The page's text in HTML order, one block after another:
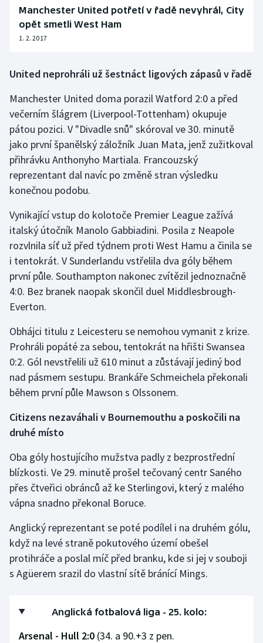
Manchester United potřetí v řadě nevyhrál, City
opět smetli West Ham
1. 2. 2017
United neprohráli už šestnáct ligových zápasů v řadě
Manchester United doma porazil Watford 2:0 a před
večerním šlágrem (Liverpool-Tottenham) okupuje
pátou pozici. V "Divadle snů" skóroval ve 30. minutě
jako první španělský záložník Juan Mata, jenž zužitkoval
přihrávku Anthonyho Martiala. Francouzský
reprezentant dal navíc po změně stran výsledku
konečnou podobu.
Vynikající vstup do kolotoče Premier League zažívá
italský útočník Manolo Gabbiadini. Posila z Neapole
rozvlnila síť už před týdnem proti West Hamu a činila se
i tentokrát. V Sunderlandu vstřelila dva góly během
první půle. Southampton nakonec zvítězil jednoznačně
4:0. Bez branek naopak skončil duel Middlesbrough-
Everton.
Obhájci titulu z Leicesteru se nemohou vymanit z krize.
Prohráli popáté za sebou, tentokrát na hřišti Swansea
0:2. Gól nevstřelili už 610 minut a zůstávají jediný bod
nad pásmem sestupu. Brankáře Schmeichela překonali
během první půle Mawson s Olssonem.
Citizens nezaváhali v Bournemouthu a poskočili na
druhé místo
Oba góly hostujícího mužstva padly z bezprostřední
blízkosti. Ve 29. minutě prošel tečovaný centr Saného
přes čtveřici obránců až ke Sterlingovi, který z malého
vápna snadno překonal Boruce.
Anglický reprezentant se poté podílel i na druhém gólu,
když na levé straně pokutového území obešel
protihráče a poslal míč před branku, kde si jej v souboji
s Agüerem srazil do vlastní sítě bránící Mings.
Anglická fotbalová liga - 25. kolo:
Arsenal - Hull 2:0 (34. a 90.+3 z pen.